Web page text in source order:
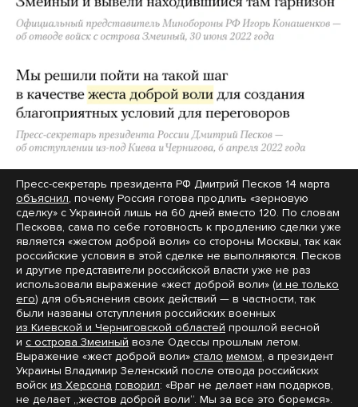
Пресс-секретарь президента РФ Дмитрий Песков 14 марта
объяснил, почему Россия готова продлить «зерновую
сделку» с Украиной лишь на 60 дней вместо 120. По словам
Пескова, сама по себе готовность к продлению сделки уже
является «жестом доброй воли» со стороны Москвы, так как
российские условия в этой сделке не выполняются. Песков
и другие представители российской власти уже не раз
использовали выражение «жест доброй воли» (и не только
его) для объяснения своих действий — в частности, так
были названы отступления российских военных
из Киевской и Черниговской областей прошлой весной
и с острова Змеиный возле Одессы прошлым летом.
Выражение «жест доброй воли» стало мемом, а президент
Украины Владимир Зеленский после отвода российских
войск из Херсона говорил: «Враг не делает нам подарков,
не делает „жестов доброй воли“. Мы за все это боремся».